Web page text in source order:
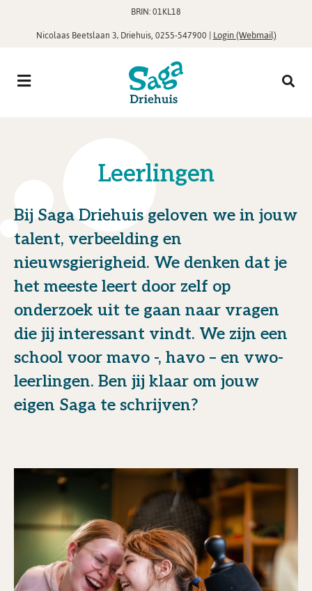
BRIN: 01KL18
Nicolaas Beetslaan 3, Driehuis,0255-547900 |Login (Webmail)
Leerlingen
Bij Saga Driehuis geloven we in jouw
talent, verbeelding en
nieuwsgierigheid. We denken dat je
het meeste leert door zelf op
onderzoek uit te gaan naar vragen
die jij interessant vindt. We zijn een
school voor mavo -, havo – en vwo-
leerlingen. Ben jij klaar om jouw
eigen Saga te schrijven?